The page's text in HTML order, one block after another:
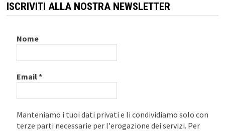
ISCRIVITI ALLA NOSTRA NEWSLETTER
Nome
Email*
Manteniamo i tuoi dati privati e li condividiamo solo con
terze parti necessarie per l'erogazione dei servizi. Per